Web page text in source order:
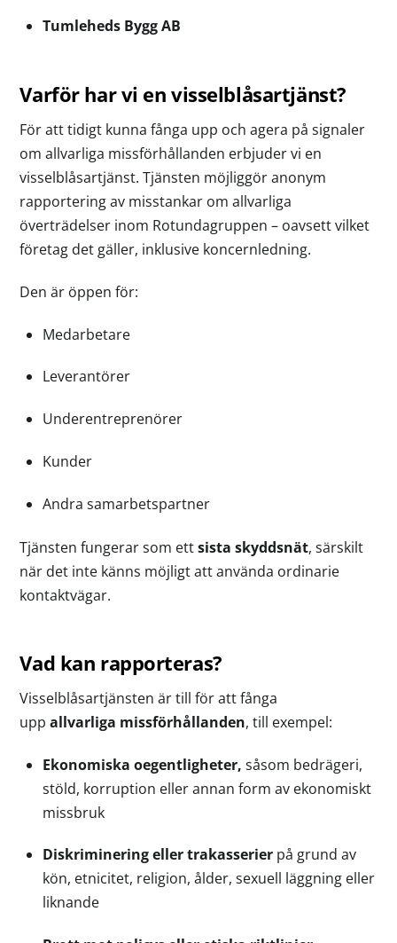
Tumleheds Bygg AB
Varför har vi en visselblåsartjänst?
För att tidigt kunna fånga upp och agera på signaler
om allvarliga missförhållanden erbjuder vi en
visselblåsartjänst. Tjänsten möjliggör anonym
rapportering av misstankar om allvarliga
överträdelser inom Rotundagruppen – oavsett vilket
företag det gäller, inklusive koncernledning.
Den är öppen för:
Medarbetare
Leverantörer
Underentreprenörer
Kunder
Andra samarbetspartner
Tjänsten fungerar som ettsista skyddsnät, särskilt
när det inte känns möjligt att använda ordinarie
kontaktvägar.
Vad kan rapporteras?
Visselblåsartjänsten är till för att fånga
upp allvarliga missförhållanden, till exempel:
Ekonomiska oegentligheter, såsom bedrägeri,
stöld, korruption eller annan form av ekonomiskt
missbruk
Diskriminering eller trakasserier på grund av
kön, etnicitet, religion, ålder, sexuell läggning eller
liknande